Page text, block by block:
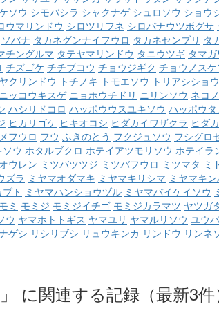
ソウ シモバシラ シャクナゲ シュロソウ ショウ
ウマリンドウ シロツリフネ シロバナウツボグサ
ソバナ タカネグンナイフウロ タカネセンブリ タ
チングルマ タテヤマリンドウ タニウツギ タマ
チズゴケ チチブコウ チョウジギク チョウノスケ
クリンドウ トチノキ トモエソウ トリアシショ
ニッコウキスゲ ニョホウチドリ ニリンソウ ネコ
ハシリドコロ ハッポウウスユキソウ ハッポウ
ヒカリゴケ ヒキオコシ ヒダカイワザクラ ヒダ
フウロ フウ ふきのとう フクジュソウ フシグロ
ウ ホタルブクロ ホテイアツモリソウ ホテイラ
ウレン ミツバツツジ ミツバフウロ ミツマタ ミ
ズラ ミヤマオダマキ ミヤマキリシマ ミヤマキ
ト ミヤマハンショウヅル ミヤマバイケイソウ
モミ モミジ モミジイチゴ モミジカラマツ ヤツガ
ウ ヤマホトトギス ヤマユリ ヤマルリソウ ユウ
ゲシ リシリブシ リュウキンカ リンドウ リンネ
に関連する記録（最新3件